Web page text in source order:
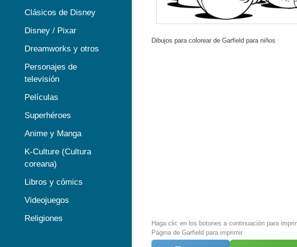
Dibujos para colorear de Garfield para niños
Haga clic en los botones a continuación para
Página de Garfield para imprimir
Clásicos de Disney
Disney / Pixar
Dreamworks y otros
Personajes de
televisión
Películas
Superhéroes
Anime y Manga
K-Culture (Cultura
coreana)
Libros y cómics
Videojuegos
Religiones